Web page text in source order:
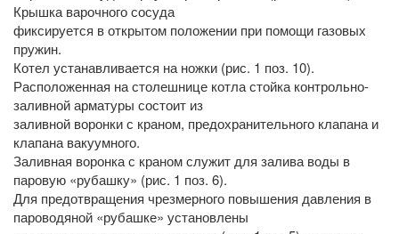
Крышка варочного сосуда
фиксируется в открытом положении при помощи газовых
пружин.
Котел устанавливается на ножки (рис. 1 поз. 10).
Расположенная на столешнице котла стойка контрольно-
заливной арматуры состоит из
заливной воронки с краном, предохранительного клапана и
клапана вакуумного.
Заливная воронка с краном служит для залива воды в
паровую «рубашку» (рис. 1 поз. 6).
Для предотвращения чрезмерного повышения давления в
пароводяной «рубашке» установлены